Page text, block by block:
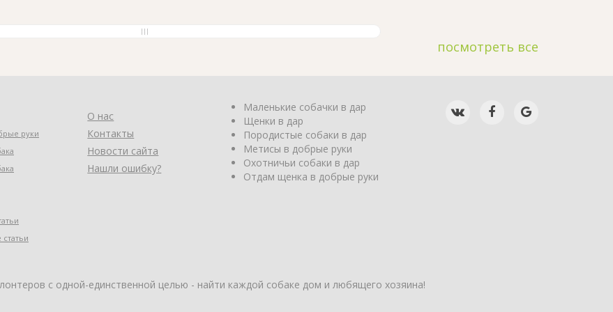
посмотреть все
руки
О нас
Контакты
Новости сайта
Нашли ошибку?
Маленькие собачки в дар
Щенки в дар
Породистые собаки в дар
Метисы в добрые руки
Охотничьи собаки в дар
Отдам щенка в добрые руки
с одной-единственной целью - найти каждой собаке дом и любящего хозяина!